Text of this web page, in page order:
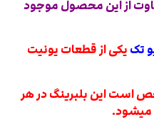
اوت از این محصول موجود
تک یکی از قطعات یونیت
است این بلبرینگ در هر
میشود.